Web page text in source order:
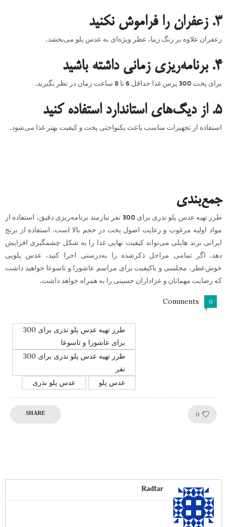
3. زعفران را فراموش نکنید
زعفران علاوه بر رنگ زیبا، عطر ویژه‌ای به عدس پلو می‌بخشد.
4. برنامه‌ریزی زمانی داشته باشید
برای پخت 300 پرس غذا حداقل 6 تا 8 ساعت زمان در نظر بگیرید.
5. از دیگ‌های استاندارد استفاده کنید
استفاده از تجهیزات مناسب باعث یکنواختی پخت و کیفیت بهتر غذا می‌شود.
جمع‌بندی
طرز تهیه عدس پلو نذری برای 300 نفر نیازمند برنامه‌ریزی دقیق، استفاده از
مواد اولیه مرغوب و رعایت اصول پخت در حجم بالا است. استفاده از برنج
ایرانی برند هایلی می‌تواند کیفیت نهایی غذا را به شکل چشمگیری افزایش
دهد. اگر تمامی مراحل ذکرشده را به‌درستی اجرا کنید، عدس پلویی
خوش‌عطر، مجلسی و باکیفیت برای مراسم عاشورا و تاسوعا خواهید داشت
که رضایت مهمانان و عزاداران حسینی را به همراه خواهد داشت.
0
Comments
طرز تهیه عدس پلو نذری برای 300
برای عاشورا و تاسوعا
طرز تهیه عدس پلو نذری برای 300
نفر
عدس پلو
عدس پلو نذری
0
SHARE
Radfar